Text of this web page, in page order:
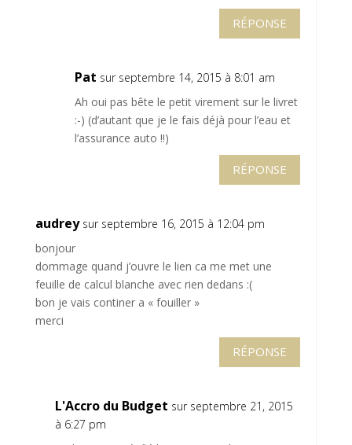
RÉPONSE
Pat sur septembre 14, 2015 à 8:01 am
Ah oui pas bête le petit virement sur le livret
:-) (d’autant que je le fais déjà pour l’eau et
l’assurance auto !!)
RÉPONSE
audrey sur septembre 16, 2015 à 12:04 pm
bonjour
dommage quand j’ouvre le lien ca me met une
feuille de calcul blanche avec rien dedans :(
bon je vais continer a « fouiller »
merci
RÉPONSE
L'Accro du Budget sur septembre 21, 2015
à 6:27 pm